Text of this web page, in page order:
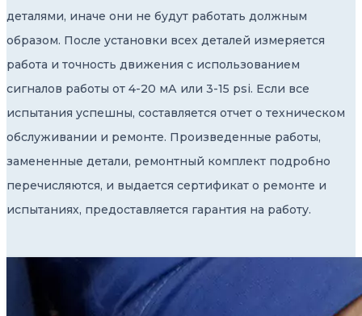
деталями, иначе они не будут работать должным
образом. После установки всех деталей измеряется
работа и точность движения с использованием
сигналов работы от 4-20 мА или 3-15 psi. Если все
испытания успешны, составляется отчет о техническом
обслуживании и ремонте. Произведенные работы,
замененные детали, ремонтный комплект подробно
перечисляются, и выдается сертификат о ремонте и
испытаниях, предоставляется гарантия на работу.